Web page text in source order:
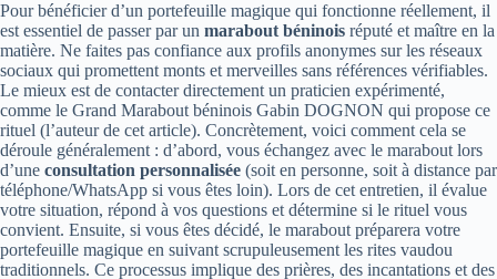
Pour bénéficier d’un portefeuille magique qui fonctionne réellement, il
est essentiel de passer par un marabout béninois réputé et maître en la
matière. Ne faites pas confiance aux profils anonymes sur les réseaux
sociaux qui promettent monts et merveilles sans références vérifiables.
Le mieux est de contacter directement un praticien expérimenté,
comme le Grand Marabout béninois Gabin DOGNON qui propose ce
rituel (l’auteur de cet article). Concrètement, voici comment cela se
déroule généralement : d’abord, vous échangez avec le marabout lors
d’une consultation personnalisée (soit en personne, soit à distance par
téléphone/WhatsApp si vous êtes loin). Lors de cet entretien, il évalue
votre situation, répond à vos questions et détermine si le rituel vous
convient. Ensuite, si vous êtes décidé, le marabout préparera votre
portefeuille magique en suivant scrupuleusement les rites vaudou
traditionnels. Ce processus implique des prières, des incantations et des